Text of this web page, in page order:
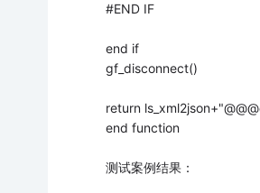
#END IF
end if
gf_disconnect()
return
end function
测试案例结果：